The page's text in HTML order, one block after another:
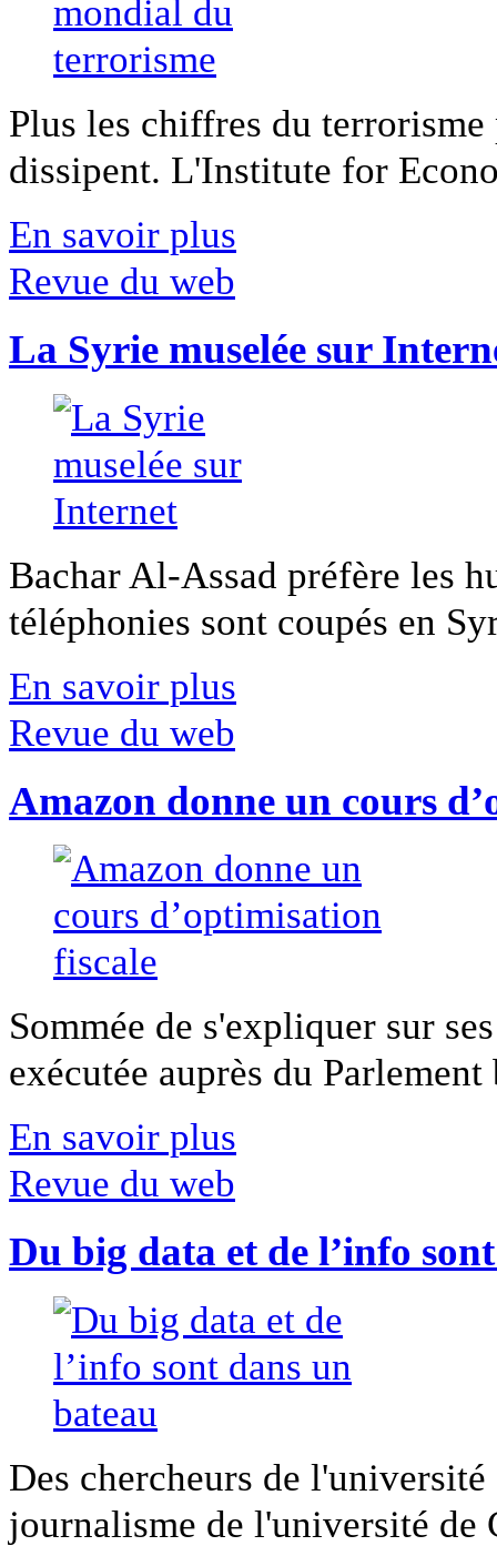
Plus les chiffres du
dissipent. L'Institute for
En savoir plus
Revue du web
La Syrie muselée sur
Bachar Al-Assad préfère les
téléphonies sont coupés en
En savoir plus
Revue du web
Amazon donne un cours
Sommée de s'expliquer sur
exécutée auprès du
En savoir plus
Revue du web
Du big data et de l’info
Des chercheurs de
journalisme de l'université